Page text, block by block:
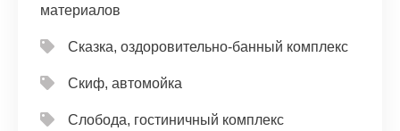
материалов
Сказка, оздоровительно-банный комплекс
Скиф, автомойка
Слобода, гостиничный комплекс